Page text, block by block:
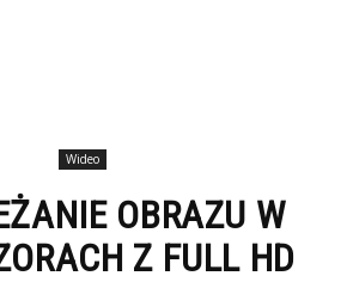
Wideo
OBRAZU W
Z FULL HD